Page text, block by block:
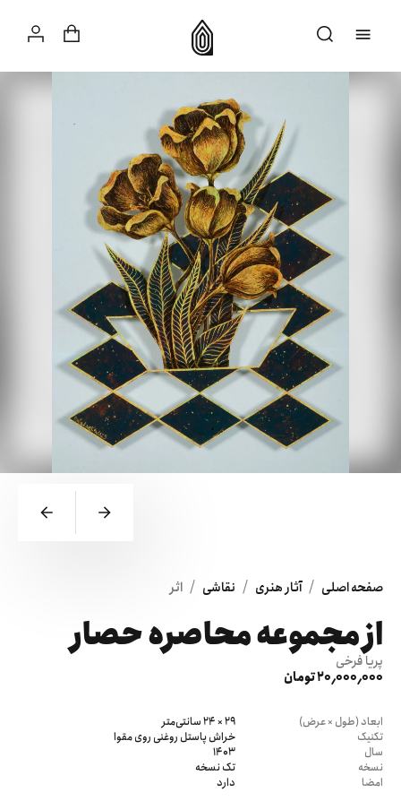
صفحه اصلی / آثار هنری / نقاشی / اثر
از مجموعه محاصره حصار
پریا فرخی
20٬000٬000 تومان
ابعاد (طول × عرض)
29 × 24 سانتی‌متر
تکنیک
خراش پاستل روغنی روی مقوا
سال
1403
نسخه
تک نسخه
امضا
دارد